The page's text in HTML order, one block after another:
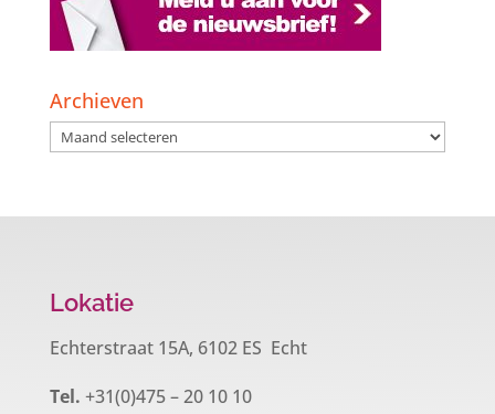
Archieven
Archieven
Lokatie
Echterstraat 15A, 6102 ES Echt
Tel. +31(0)475 – 20 10 10